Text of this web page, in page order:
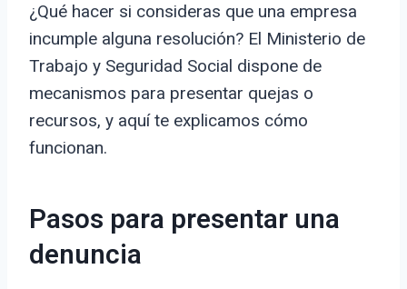
¿Qué hacer si consideras que una empresa
incumple alguna resolución? El Ministerio de
Trabajo y Seguridad Social dispone de
mecanismos para presentar quejas o
recursos, y aquí te explicamos cómo
funcionan.
Pasos para presentar una
denuncia